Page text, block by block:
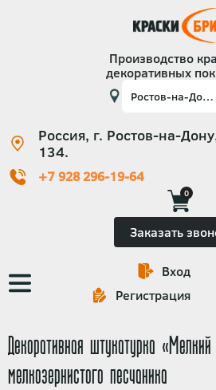
Производство
декоративных
Россия, г. Ростов-на-
134.
+7 928 296-19-64
0
Заказать
Основная
навигация
Вход
Регистрация
Декоративная штукатурка
мелкозернистого песчаника